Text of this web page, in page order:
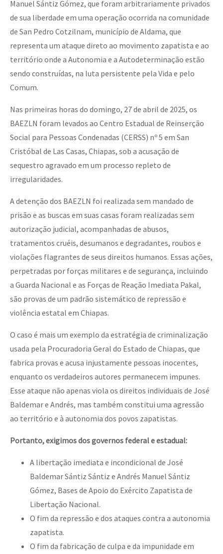
Video
Otras secciones
Semillero Guerra contra la Humanidad. (Las poblaciones y
la naturaleza bajo asedio)
Libros para descargar
Medios Libres
COVID-19
Eventos
Contacto
Manuel Sántiz Gómez, que foram arbitrariamente privados
de sua liberdade em uma operação ocorrida na comunidade
de San Pedro Cotzilnam, município de Aldama, que
representa um ataque direto ao movimento zapatista e ao
território onde a Autonomia e a Autodeterminação estão
sendo construídas, na luta persistente pela Vida e pelo
Comum.
Nas primeiras horas do domingo, 27 de abril de 2025, os
BAEZLN foram levados ao Centro Estadual de Reinserção
Social para Pessoas Condenadas (CERSS) nº 5 em San
Cristóbal de Las Casas, Chiapas, sob a acusação de
sequestro agravado em um processo repleto de
irregularidades.
A detenção dos BAEZLN foi realizada sem mandado de
prisão e as buscas em suas casas foram realizadas sem
autorização judicial, acompanhadas de abusos,
tratamentos cruéis, desumanos e degradantes, roubos e
violações flagrantes de seus direitos humanos. Essas ações,
perpetradas por forças militares e de segurança, incluindo
a Guarda Nacional e as Forças de Reação Imediata Pakal,
são provas de um padrão sistemático de repressão e
violência estatal em Chiapas.
O caso é mais um exemplo da estratégia de criminalização
usada pela Procuradoria Geral do Estado de Chiapas, que
fabrica provas e acusa injustamente pessoas inocentes,
enquanto os verdadeiros autores permanecem impunes.
Esse ataque não apenas viola os direitos individuais de José
Baldemar e Andrés, mas também constitui uma agressão
ao território e à autonomia dos povos zapatistas.
Portanto, exigimos dos governos federal e estadual:
A libertação imediata e incondicional de José
Baldemar Sántiz Sántiz e Andrés Manuel Sántiz
Gómez, Bases de Apoio do Exército Zapatista de
Libertação Nacional.
O fim da repressão e dos ataques contra a autonomia
zapatista.
O fim da fabricação de culpa e da impunidade em